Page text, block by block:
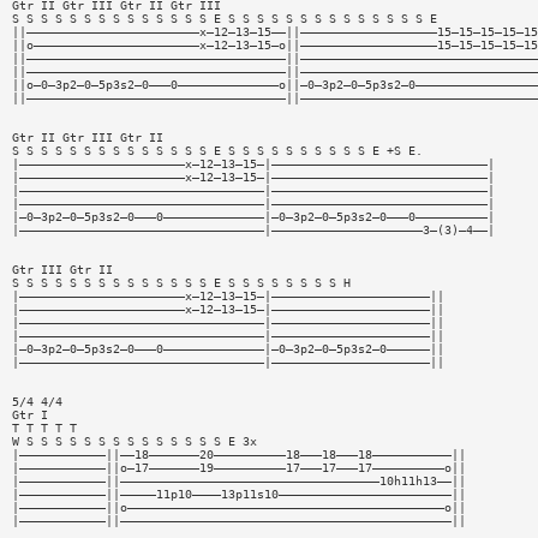
Gtr II Gtr III Gtr II Gtr III
S S S S S S S S S S S S S S E S S S S S S S S S S S S S S E
Gtr II Gtr III Gtr II
S S S S S S S S S S S S S S E S S S S S S S S S S E +S E.
|———————————————————————x—12—13—15—|——————————————————————————————|
|———————————————————————x—12—13—15—|——————————————————————————————|
|——————————————————————————————————|——————————————————————————————|
|——————————————————————————————————|——————————————————————————————|
|—0—3p2—0—5p3s2—0———0——————————————|—0—3p2—0—5p3s2—0———0——————————|
|——————————————————————————————————|—————————————————————3—(3)—4——|
Gtr III Gtr II
S S S S S S S S S S S S S S E S S S S S S S S H
|———————————————————————x—12—13—15—|——————————————————————||
|———————————————————————x—12—13—15—|——————————————————————||
|——————————————————————————————————|——————————————————————||
|——————————————————————————————————|——————————————————————||
|—0—3p2—0—5p3s2—0———0——————————————|—0—3p2—0—5p3s2—0——————||
|——————————————————————————————————|——————————————————————||
5/4 4/4
Gtr I
T T T T T
W S S S S S S S S S S S S S S E 3x
|————————————||——18———————20——————————18———18———18———————————||
|————————————||o—17———————19——————————17———17———17——————————o||
|————————————||————————————————————————————————————10h11h13——||
|————————————||—————11p10————13p11s10————————————————————————||
|————————————||o————————————————————————————————————————————o||
|————————————||——————————————————————————————————————————————||